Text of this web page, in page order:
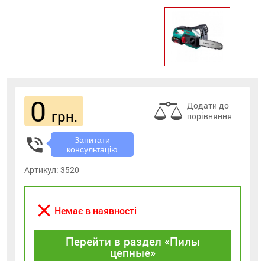
0 грн.
Додати до
порівняння
phone_in_talk
Запитати
консультацію
Артикул:3520
close Немає в наявності
Перейти в раздел «Пилы
цепные»